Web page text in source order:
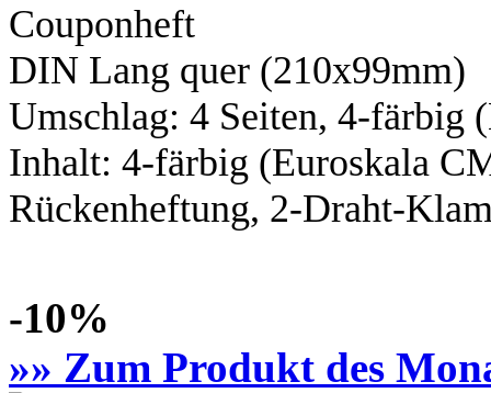
Couponheft
DIN Lang quer (210x99mm)
Umschlag: 4 Seiten, 4-färbig
Inhalt: 4-färbig (Euroskala
Rückenheftung, 2-Draht-
-10%
»» Zum Produkt des